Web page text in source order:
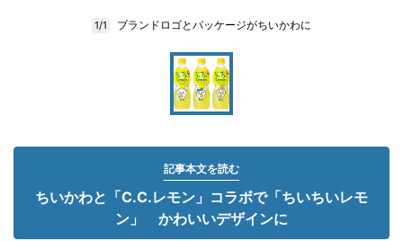
1/1 ブランドロゴとパッケージがちいかわに
記事本文を読む
ちいかわと「C.C.レモン」コラボで「ちいちいレモ
ン」 かわいいデザインに